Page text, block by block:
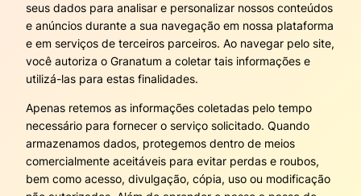
seus dados para analisar e personalizar nossos conteúdos
e anúncios durante a sua navegação em nossa plataforma
e em serviços de terceiros parceiros. Ao navegar pelo site,
você autoriza o Granatum a coletar tais informações e
utilizá-las para estas finalidades.
Apenas retemos as informações coletadas pelo tempo
necessário para fornecer o serviço solicitado. Quando
armazenamos dados, protegemos dentro de meios
comercialmente aceitáveis para evitar perdas e roubos,
bem como acesso, divulgação, cópia, uso ou modificação